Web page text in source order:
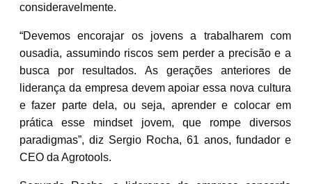
consideravelmente.
“Devemos encorajar os jovens a trabalharem com
ousadia, assumindo riscos sem perder a precisão e a
busca por resultados. As gerações anteriores de
liderança da empresa devem apoiar essa nova cultura
e fazer parte dela, ou seja, aprender e colocar em
prática esse mindset jovem, que rompe diversos
paradigmas”, diz Sergio Rocha, 61 anos, fundador e
CEO da Agrotools.